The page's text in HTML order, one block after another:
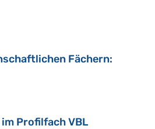
Fächern:
Profilfach VBL